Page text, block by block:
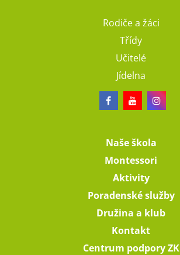
Rodiče a žáci
Třídy
Učitelé
Jídelna
Naše škola
Montessori
Aktivity
Poradenské služby
Družina a klub
Kontakt
Centrum podpory ZK